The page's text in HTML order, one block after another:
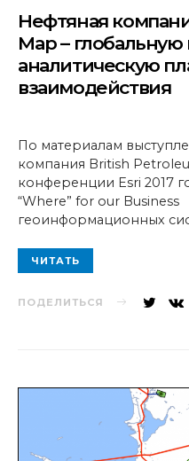
Нефтяная
Map –
аналитическую
взаимодействия
По материалам
компания British
конференции Esri 2017
“Where” for our Business
геоинформационных
ЧИТАТЬ
ПОДЕЛИТЬСЯ